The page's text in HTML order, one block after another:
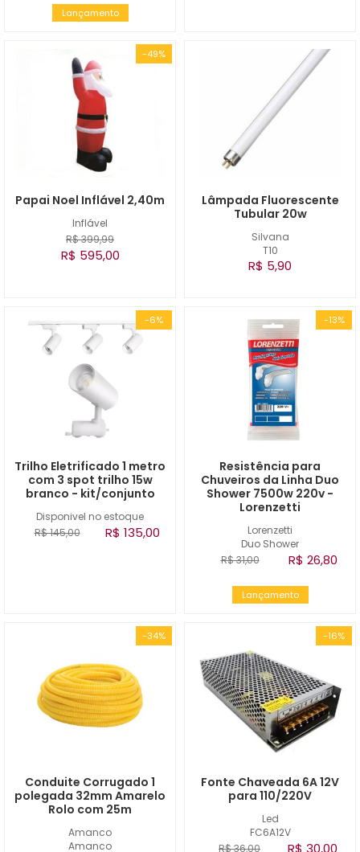
Lançamento
-49%
Inflável
Papai Noel Inflável 2,40m
R$ 399,99
R$ 595,00
Silvana
T10
Lâmpada Fluorescente
Tubular 20w
R$ 5,90
-6%
Disponivel no estoque
Trilho Eletrificado 1 metro
com 3 spot trilho 15w
branco - kit/conjunto
R$ 145,00 R$ 135,00
-13%
Lorenzetti
Duo Shower
Resistência para
Chuveiros da Linha Duo
Shower 7500w 220v -
Lorenzetti
R$ 31,00 R$ 26,80
Lançamento
-34%
Amanco
Amanco
Conduite Corrugado 1
polegada 32mm Amarelo
Rolo com 25m
-16%
Led
FC6A12V
Fonte Chaveada 6A 12V
para 110/220V
R$ 36,00 R$ 30,00